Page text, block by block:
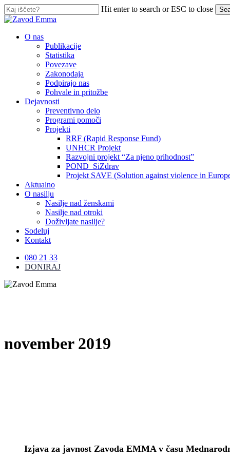
Skip
to
content
Hit enter to search or ESC to close
Close
search
Menu
O nas
Publikacije
Statistika
Povezave
Zakonodaja
Podpirajo nas
Pohvale in pritožbe
Dejavnosti
Preventivno delo
Programi pomoči
Projekti
RRF (Rapid Response Fund)
UNHCR Projekt
Razvojni projekt “Za njeno prihodnost”
POND_SiZdrav
Projekt SAVE (Solution against violence in
Aktualno
O nasilju
Nasilje nad ženskami
Nasilje nad otroki
Doživljate nasilje?
Sodeluj
Kontakt
080 21 33
DONIRAJ
november 2019
javnost
Zavoda
Izjava za javnost Zavoda EMMA v času